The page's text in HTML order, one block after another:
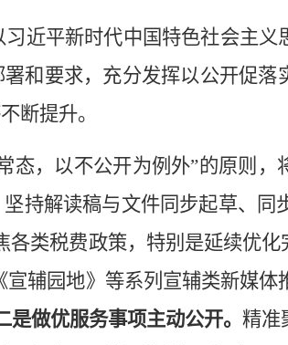
近平新时代中国特色社会主
和要求，充分发挥以公开促
断提升。
态，以不公开为例外”的原则
坚持解读稿与文件同步起草、同
类税费政策，特别是延续优
宣辅园地》等系列宣辅类新媒
是做优服务事项主动公开。 精准